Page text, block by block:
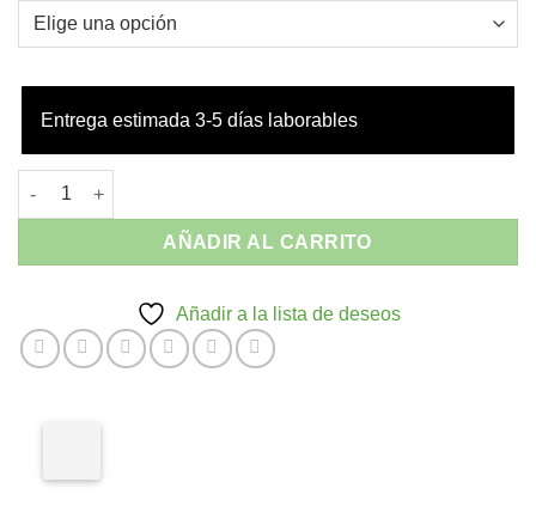
Entrega estimada 3-5 días laborables
Conjunto Lounge MYKONOS Siesta Exclusive - Apilable Estilo
AÑADIR AL CARRITO
Añadir a la lista de deseos